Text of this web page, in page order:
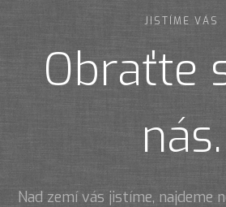
JISTÍME VÁS
Obraťte
nás.
Nad zemí vás jistíme, najdeme